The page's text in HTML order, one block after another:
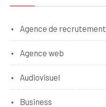
Agence de recrutement
Agence web
Audiovisuel
Business